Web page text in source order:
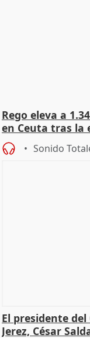
Rego eleva a
en Ceuta tras la
Sonido
El presidente
Jerez, César